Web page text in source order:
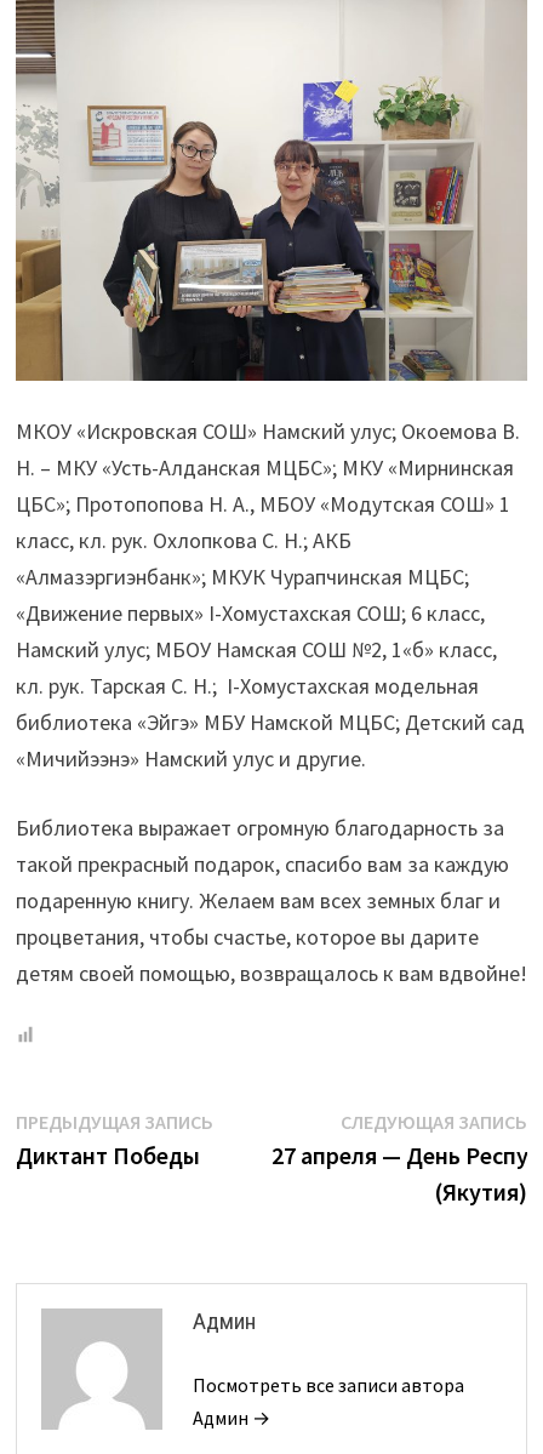
МКОУ «Искровская СОШ» Намский улус; Окоемова В.
Н. – МКУ «Усть-Алданская МЦБС»; МКУ «Мирнинская
ЦБС»; Протопопова Н. А., МБОУ «Модутская СОШ» 1
класс, кл. рук. Охлопкова С. Н.; АКБ
«Алмазэргиэнбанк»; МКУК Чурапчинская МЦБС;
«Движение первых» I-Хомустахская СОШ; 6 класс,
Намский улус; МБОУ Намская СОШ №2, 1«б» класс,
кл. рук. Тарская С. Н.; I-Хомустахская модельная
библиотека «Эйгэ» МБУ Намской МЦБС; Детский сад
«Мичийээнэ» Намский улус и другие.
Библиотека выражает огромную благодарность за
такой прекрасный подарок, спасибо вам за каждую
подаренную книгу. Желаем вам всех земных благ и
процветания, чтобы счастье, которое вы дарите
детям своей помощью, возвращалось к вам вдвойне!
Навигация
по
ПРЕДЫДУЩАЯ ЗАПИСЬПредыдущая
запись:
Диктант Победы
СЛЕДУЮЩАЯ ЗАПИСЬ
27 апреля — День
(Якутия)
Админ
Посмотреть все записи автора
Админ →